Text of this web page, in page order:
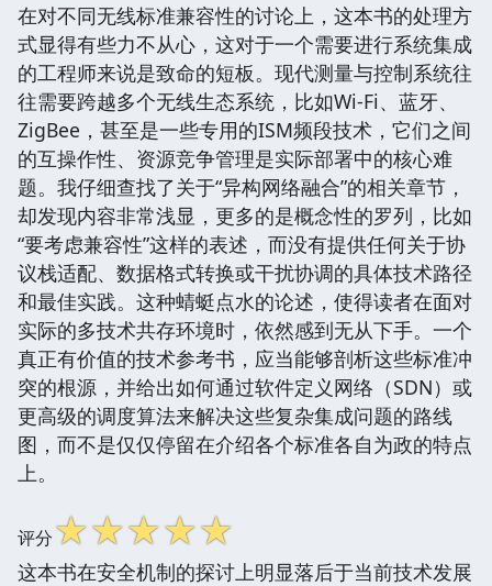
在对不同无线标准兼容性的讨论上，这本书的处理方
式显得有些力不从心，这对于一个需要进行系统集成
的工程师来说是致命的短板。现代测量与控制系统往
往需要跨越多个无线生态系统，比如Wi-Fi、蓝牙、
ZigBee，甚至是一些专用的ISM频段技术，它们之间
的互操作性、资源竞争管理是实际部署中的核心难
题。我仔细查找了关于“异构网络融合”的相关章节，
却发现内容非常浅显，更多的是概念性的罗列，比如
“要考虑兼容性”这样的表述，而没有提供任何关于协
议栈适配、数据格式转换或干扰协调的具体技术路径
和最佳实践。这种蜻蜓点水的论述，使得读者在面对
实际的多技术共存环境时，依然感到无从下手。一个
真正有价值的技术参考书，应当能够剖析这些标准冲
突的根源，并给出如何通过软件定义网络（SDN）或
更高级的调度算法来解决这些复杂集成问题的路线
图，而不是仅仅停留在介绍各个标准各自为政的特点
上。
评分☆☆☆☆☆
这本书在安全机制的探讨上明显落后于当前技术发展